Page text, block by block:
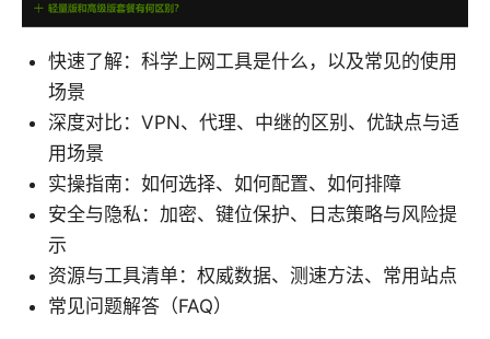
快速了解：科学上网工具是什么，以及常见的使用
场景
深度对比：VPN、代理、中继的区别、优缺点与适
用场景
实操指南：如何选择、如何配置、如何排障
安全与隐私：加密、键位保护、日志策略与风险提
示
资源与工具清单：权威数据、测速方法、常用站点
常见问题解答（FAQ）